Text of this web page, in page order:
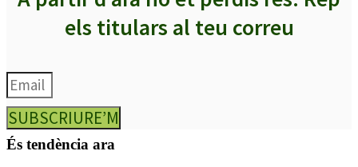
els titulars al teu correu
SUBSCRIURE’M
És tendència ara